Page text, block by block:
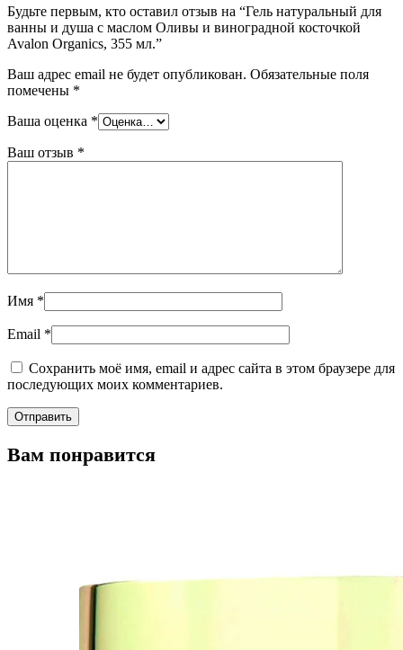
Будьте первым, кто оставил отзыв на “Гель натуральный для
ванны и душа с маслом Оливы и виноградной косточкой
Avalon Organics, 355 мл.”
Ваш адрес email не будет опубликован. Обязательные поля
помечены *
Ваша оценка *
Ваш отзыв *
Имя *
Email *
Сохранить моё имя, email и адрес сайта в этом браузере для
последующих моих комментариев.
Вам понравится